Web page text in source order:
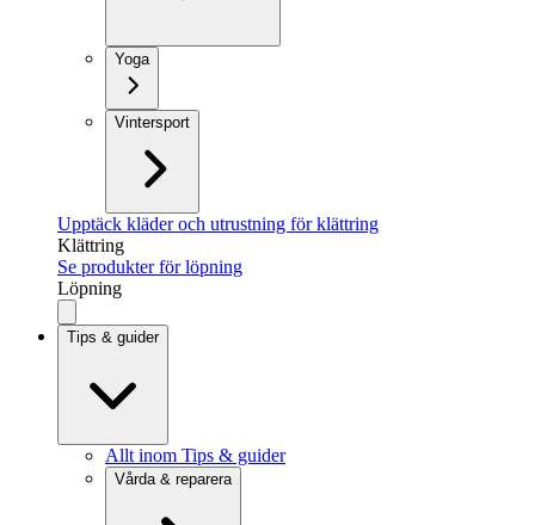
Yoga
Vintersport
Upptäck kläder och utrustning för klättring
Klättring
Se produkter för löpning
Löpning
Tips & guider
Allt inom Tips & guider
Vårda & reparera